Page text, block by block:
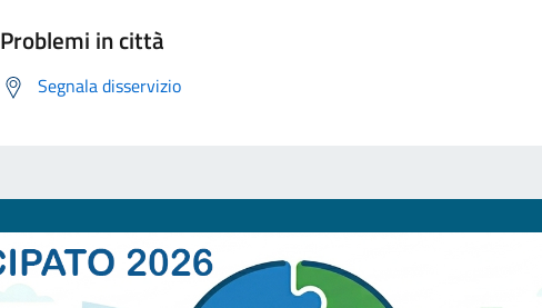
Problemi in città
Segnala disservizio